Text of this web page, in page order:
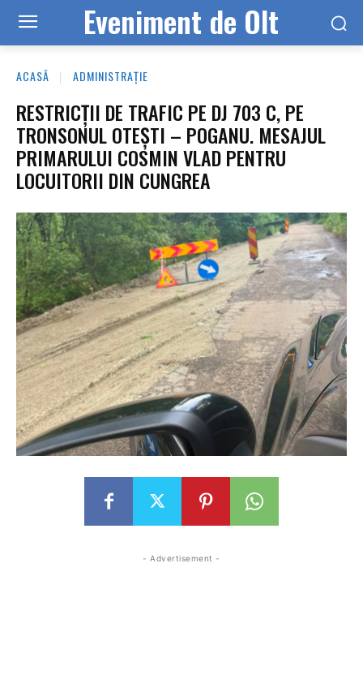
Eveniment de Olt
ACASĂ ADMINISTRAȚIE
RESTRICȚII DE TRAFIC PE DJ 703 C, PE
TRONSONUL OTEȘTI – POGANU. MESAJUL
PRIMARULUI COSMIN VLAD PENTRU
LOCUITORII DIN CUNGREA
- Advertisement -